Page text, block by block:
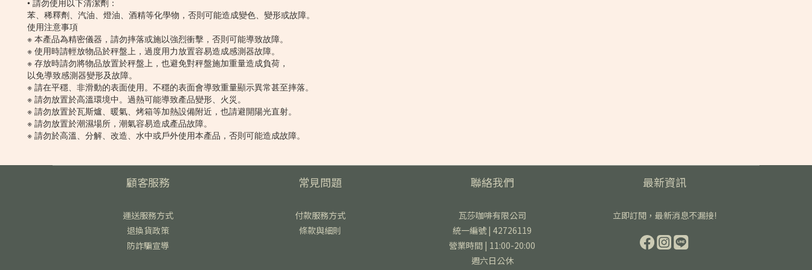
• 請勿使用以下清潔劑：
苯、稀釋劑、汽油、燈油、酒精等化學物，否則可能造成變色、變形或故障。
使用注意事項
※ 本產品為精密儀器，請勿摔落或施以強烈衝擊，否則可能導致故障。
※ 使用時請輕放物品於秤盤上，過度用力放置容易造成感測器故障。
※ 存放時請勿將物品放置於秤盤上，也避免對秤盤施加重量造成負荷，
以免導致感測器變形及故障。
※ 請在平穩、非滑動的表面使用。不穩的表面會導致重量顯示異常甚至摔落。
※ 請勿放置於高溫環境中。過熱可能導致產品變形、火災。
※ 請勿放置於瓦斯爐、暖氣、烤箱等加熱設備附近，也請避開陽光直射。
※ 請勿放置於潮濕場所，潮氣容易造成產品故障。
※ 請勿於高溫、分解、改造、水中或戶外使用本產品，否則可能造成故障。
顧客服務
運送服務方式
退換貨政策
防詐騙宣導
常見問題
付款服務方式
條款與細則
聯絡我們
瓦莎咖啡有限公司
統一編號 | 42726119
營業時間 | 11:00-20:00
週六日公休
最新資訊
立即訂閱，最新消息不漏接!